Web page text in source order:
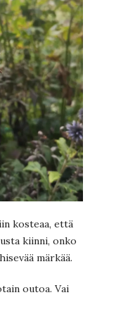
kosteaa, että
kiinni, onko
märkää.
outoa. Vai